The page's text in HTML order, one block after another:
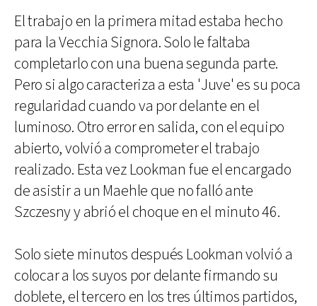
El trabajo en la primera mitad estaba hecho
para la Vecchia Signora. Solo le faltaba
completarlo con una buena segunda parte.
Pero si algo caracteriza a esta 'Juve' es su poca
regularidad cuando va por delante en el
luminoso. Otro error en salida, con el equipo
abierto, volvió a comprometer el trabajo
realizado. Esta vez Lookman fue el encargado
de asistir a un Maehle que no falló ante
Szczesny y abrió el choque en el minuto 46.
Solo siete minutos después Lookman volvió a
colocar a los suyos por delante firmando su
doblete, el tercero en los tres últimos partidos,